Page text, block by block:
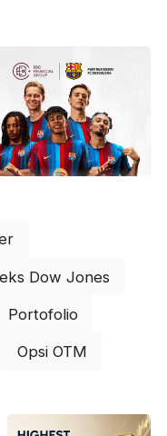
Dow Jones
Portofolio
Opsi OTM